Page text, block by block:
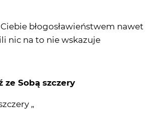
błogosławieństwem nawet
nic na to nie wskazuje
ze Sobą szczery
„